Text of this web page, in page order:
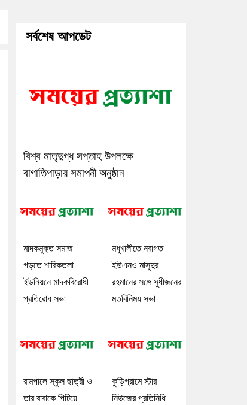
সর্বশেষ আপডেট
বিশ্ব মাতৃদুগ্ধ সপ্তাহ উপলক্ষে
বাগাতিপাড়ায় সমাপনী অনুষ্ঠান
মাদকমুক্ত সমাজ
গড়তে শারিকতলা
ইউনিয়নে মাদকবিরোধী
প্রতিরোধ সভা
মধুখালীতে নবাগত
ইউএনও মাসুদুর
রহমানের সঙ্গে সুধীজনের
মতবিনিময় সভা
রামপালে স্কুল ছাত্রী ও
তার বাবাকে পিটিয়ে
কুড়িগ্রামে স্টার
নিউজের প্রতিনিধি